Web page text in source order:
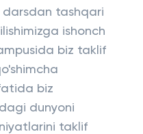
tashqari
ishonch
biz taklif
biz
dunyoni
taklif